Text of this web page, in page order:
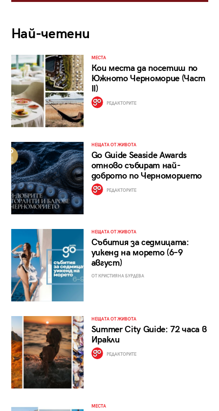
Най-четени
МЕСТА
Кои места да посетиш по
Южното Черноморие (Част
II)
РЕДАКТОРИТЕ
НЕЩАТА ОТ ЖИВОТА
Go Guide Seaside Awards
отново събират най-
доброто по Черноморието
РЕДАКТОРИТЕ
НЕЩАТА ОТ ЖИВОТА
Събития за седмицата:
уикенд на морето (6–9
август)
ОТ КРИСТИЯНА БУРДЕВА
НЕЩАТА ОТ ЖИВОТА
Summer City Guide: 72 часа в
Иракли
РЕДАКТОРИТЕ
МЕСТА